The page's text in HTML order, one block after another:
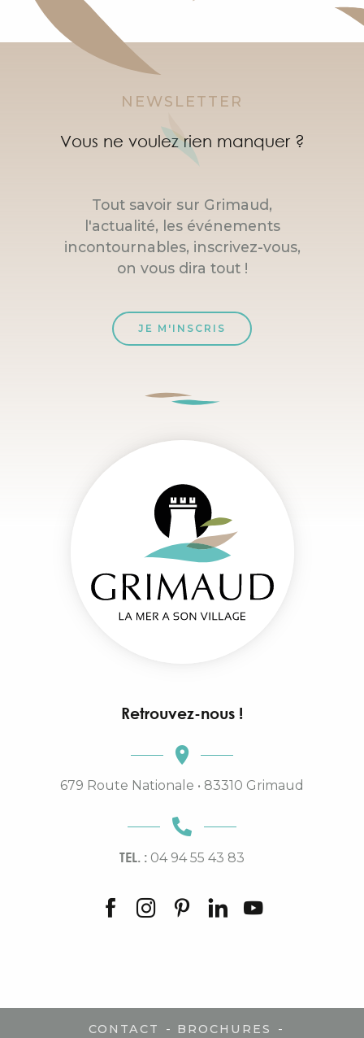
NEWSLETTER
Vous ne voulez rien manquer ?
Tout savoir sur Grimaud,
l'actualité, les événements
incontournables, inscrivez-vous,
on vous dira tout !
JE M'INSCRIS
Retrouvez-nous !
679 Route Nationale • 83310 Grimaud
TEL. : 04 94 55 43 83
CONTACT - BROCHURES -